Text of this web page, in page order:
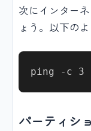
次にインター
ょう。以下の
パーティシ